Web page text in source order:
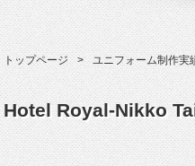
トップページ ユニフォーム制作実
Hotel Royal-Nikko